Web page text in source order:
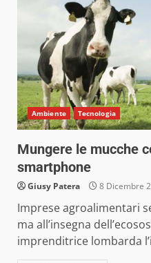
Ambiente Tecnologia
Mungere le mucche
smartphone
Giusy Patera 8 Dicembre
Imprese agroalimentari
ma all’insegna
imprenditrice lombarda